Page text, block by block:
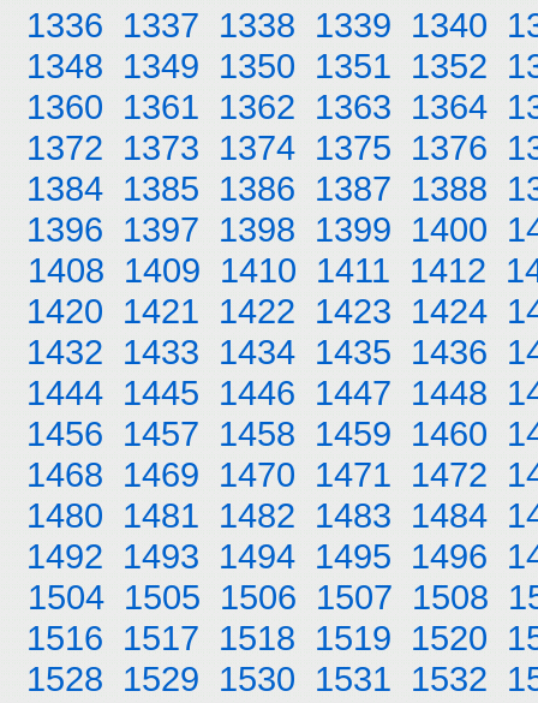
1336 1337 1338 1339 1340
1348 1349 1350 1351 1352
1360 1361 1362 1363 1364
1372 1373 1374 1375 1376
1384 1385 1386 1387 1388
1396 1397 1398 1399 1400
1408 1409 1410 1411 1412
1420 1421 1422 1423 1424
1432 1433 1434 1435 1436
1444 1445 1446 1447 1448
1456 1457 1458 1459 1460
1468 1469 1470 1471 1472
1480 1481 1482 1483 1484
1492 1493 1494 1495 1496
1504 1505 1506 1507 1508
1516 1517 1518 1519 1520
1528 1529 1530 1531 1532